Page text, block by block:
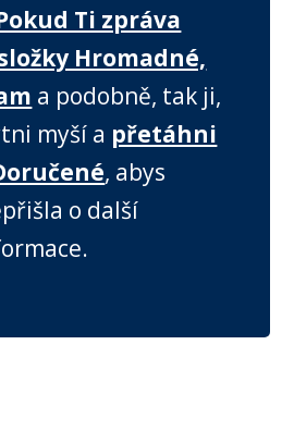
Ti zpráva
Hromadné,
a podobně, tak ji,
myší a přetáhni
, abys
o další